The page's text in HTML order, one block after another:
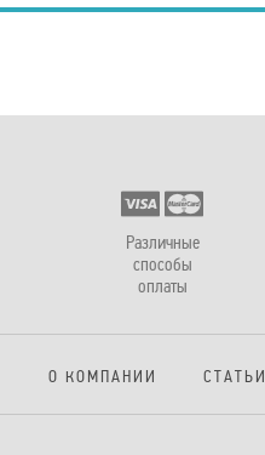
Различные
способы
оплаты
О КОМПАНИИ СТАТЬИ